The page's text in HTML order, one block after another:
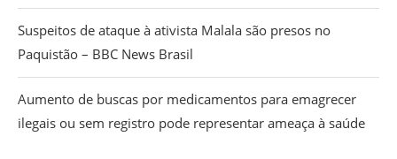
Suspeitos de ataque à ativista Malala são presos no
Paquistão – BBC News Brasil
Aumento de buscas por medicamentos para emagrecer
ilegais ou sem registro pode representar ameaça à saúde